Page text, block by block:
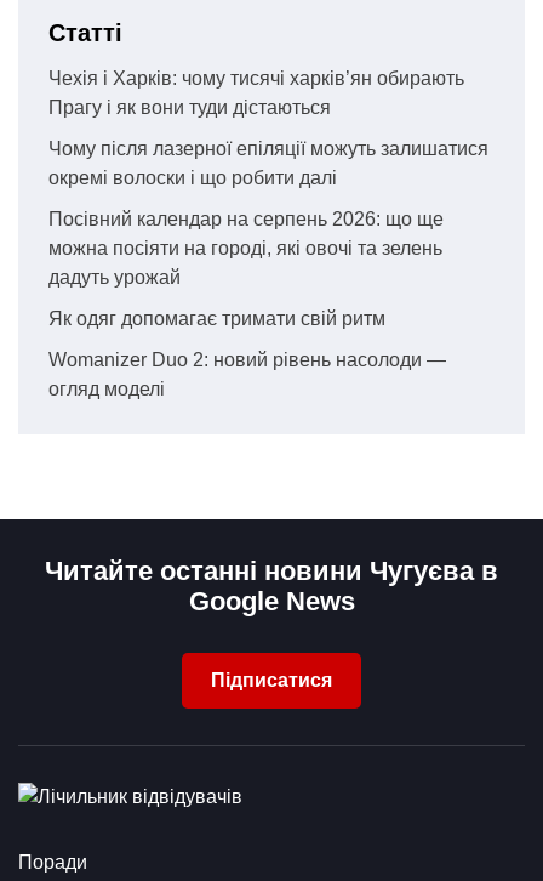
Статті
Чехія і Харків: чому тисячі харків’ян обирають
Прагу і як вони туди дістаються
Чому після лазерної епіляції можуть залишатися
окремі волоски і що робити далі
Посівний календар на серпень 2026: що ще
можна посіяти на городі, які овочі та зелень
дадуть урожай
Як одяг допомагає тримати свій ритм
Womanizer Duo 2: новий рівень насолоди —
огляд моделі
Читайте останні новини Чугуєва в
Google News
Підписатися
Поради